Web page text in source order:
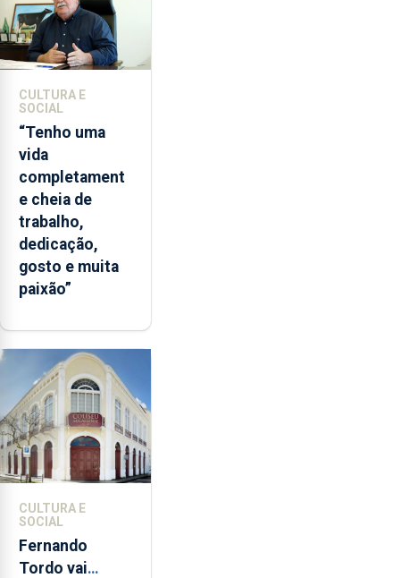
CULTURA E
SOCIAL
“Tenho uma
vida
completament
e cheia de
trabalho,
dedicação,
gosto e muita
paixão”
CULTURA E
SOCIAL
Fernando
Tordo vai